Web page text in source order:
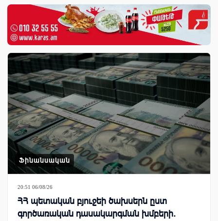
Ֆինանսական
20:51 06/08/26
ՀՀ պետական բյուջեի ծախսերն ըստ
գործառական դասակարգման խմբերի.